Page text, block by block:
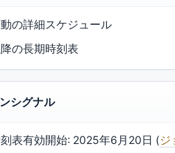
の詳細スケジュール
の長期時刻表
シグナル
表有効開始: 2025年6月20日 (ジ